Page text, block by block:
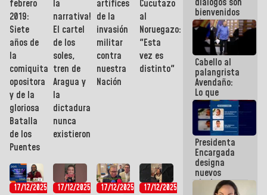
febrero
2019:
Siete
años de
la
comiquita
opositora
y de la
gloriosa
Batalla
de los
Puentes
la
narrativa!
El cartel
de los
soles,
tren de
Aragua y
la
dictadura
nunca
existieron
artífices
de la
invasión
militar
contra
nuestra
Nación
Cucutazo
al
Noruegazo:
"Esta
vez es
distinto"
17/12/2025
17/12/2025
17/12/2025
17/12/2025
bienvenidos
siempre que
estén en el
marco de la
Constitución
de la
República
Cabello al
palangrista
Avendaño:
Lo que
vayas a
escribir
hazlo hoy
por que no
sabemos si
la semana
que viene
hay
programa
Presidenta
Encargada
designa
nuevos
titulares en